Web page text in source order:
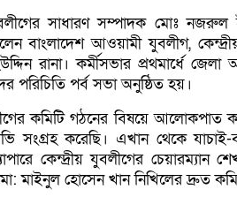
সাধারণ সম্পাদক মোঃ নজরুল
বাংলাদেশ আওয়ামী যুবলীগ,
রানা। কর্মীসভার প্রথমার্ধে
পরিচিতি পর্ব সভা অনুষ্ঠিত হয়।
কমিটি গঠনের বিষয়ে আলোকপাত
সংগ্রহ করেছি। এখান থেকে
কেন্দ্রীয় যুবলীগের
মাইনুল হোসেন খান নিখিলের দ্রুত